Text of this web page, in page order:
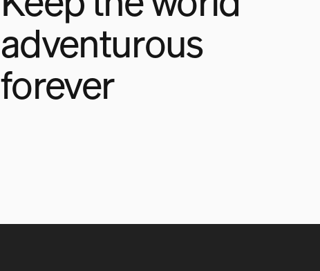
adventurous
forever